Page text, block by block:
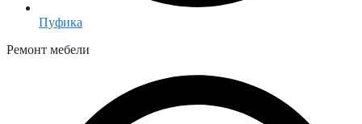
Пуфика
Ремонт мебели